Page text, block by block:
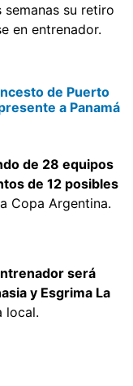
su retiro
en entrenador.
de Puerto
a Panamá
de 28 equipos
de 12 posibles
Copa Argentina.
será
y Esgrima La
local.